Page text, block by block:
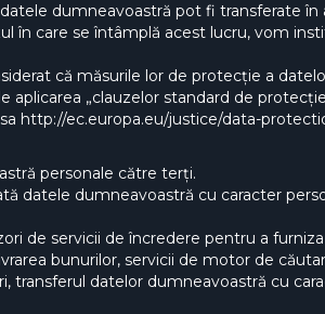
dumneavoastră pot fi transferate în
în care se întâmplă acest lucru, vom
că măsurile lor de protecție a
„clauzelor standard de
http://ec.europa.eu/justice/data-
personale către terți.
datele dumneavoastră cu caracter
de servicii de încredere pentru a
bunurilor, servicii de motor de
transferul datelor dumneavoastră cu